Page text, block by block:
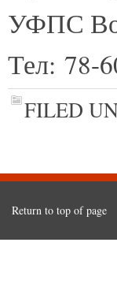
УФПС
Тел: 78-
FILED
Return to top of page